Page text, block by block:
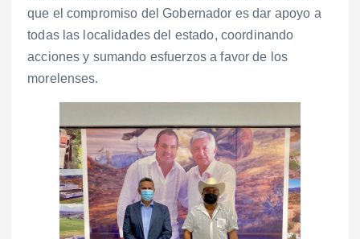
que el compromiso del Gobernador es dar apoyo a
todas las localidades del estado, coordinando
acciones y sumando esfuerzos a favor de los
morelenses.